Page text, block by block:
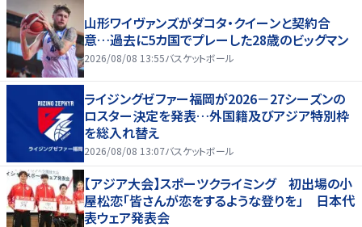
山形ワイヴァンズがダコタ・クイーンと契約合
意…過去に5カ国でプレーした28歳のビッグマン
2026/08/08 13:55バスケットボール
ライジングゼファー福岡が2026－27シーズンの
ロスター決定を発表…外国籍及びアジア特別枠
を総入れ替え
2026/08/08 13:07バスケットボール
【アジア大会】スポーツクライミング 初出場の小
屋松恋「皆さんが恋をするような登りを」 日本代
表ウェア発表会